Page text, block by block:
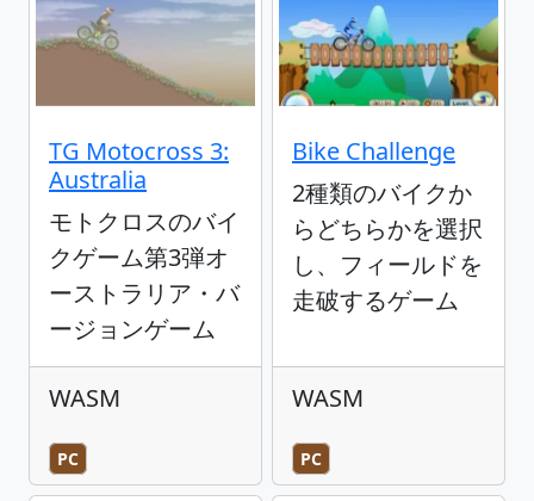
TG Motocross 3:
Australia
モトクロスのバイ
クゲーム第3弾オ
ーストラリア・バ
ージョンゲーム
WASM
PC
Bike Challenge
2種類のバイクか
らどちらかを選択
し、フィールドを
走破するゲーム
WASM
PC